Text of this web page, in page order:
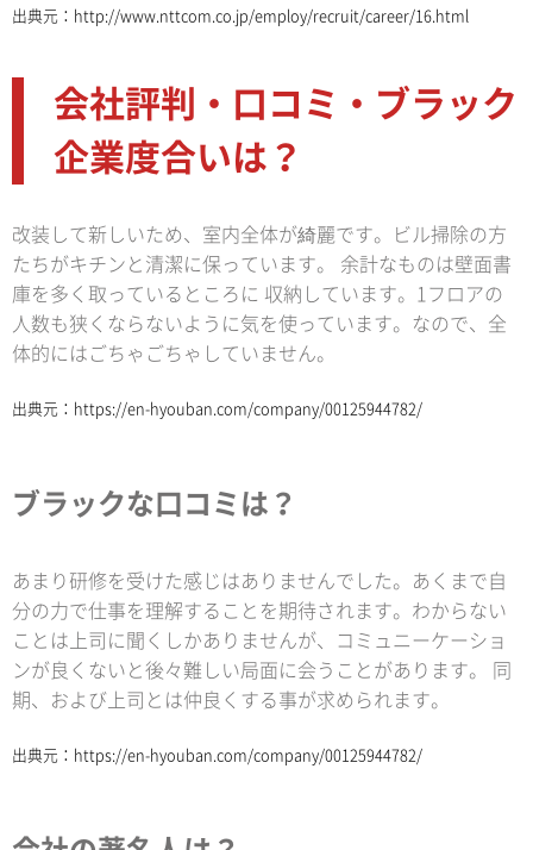
出典元： http://www.nttcom.co.jp/employ/recruit/career/16.html
会社評判・口コミ・ブラック
企業度合いは？
改装して新しいため、室内全体が綺麗です。ビル掃除の方
たちがキチンと清潔に保っています。 余計なものは壁面書
庫を多く取っているところに 収納しています。1フロアの
人数も狭くならないように気を使っています。なので、全
体的にはごちゃごちゃしていません。
出典元： https://en-hyouban.com/company/00125944782/
ブラックな口コミは？
あまり研修を受けた感じはありませんでした。あくまで自
分の力で仕事を理解することを期待されます。わからない
ことは上司に聞くしかありませんが、コミュニーケーショ
ンが良くないと後々難しい局面に会うことがあります。 同
期、および上司とは仲良くする事が求められます。
出典元： https://en-hyouban.com/company/00125944782/